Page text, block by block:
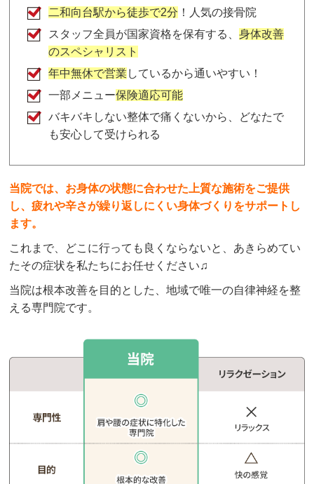
二和向台駅から徒歩で2分 ！人気の接骨院
スタッフ全員が国家資格を保有する、身体改善
のスペシャリスト
年中無休で営業 しているから通いやすい！
一部メニュー保険適応可能
バキバキしない整体で痛くないから、どなたで
も安心して受けられる
当院では、お身体の状態に合わせた上質な施術をご提供
し、疲れや辛さが繰り返しにくい身体づくりをサポートし
ます。
これまで、どこに行っても良くならないと、あきらめてい
たその症状を私たちにお任せください♫
当院は根本改善を目的とした、地域で唯一の自律神経を整
える専門院です。